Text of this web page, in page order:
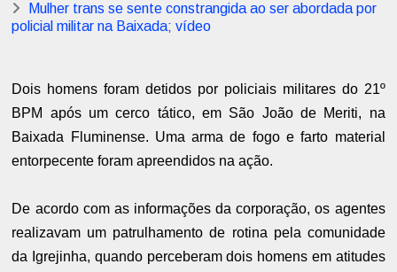
Mulher trans se sente constrangida ao ser abordada por
policial militar na Baixada; vídeo
Dois homens foram detidos por policiais militares do 21º
BPM após um cerco tático, em São João de Meriti, na
Baixada Fluminense. Uma arma de fogo e farto material
entorpecente foram apreendidos na ação.
De acordo com as informações da corporação, os agentes
realizavam um patrulhamento de rotina pela comunidade
da Igrejinha, quando perceberam dois homens em atitudes